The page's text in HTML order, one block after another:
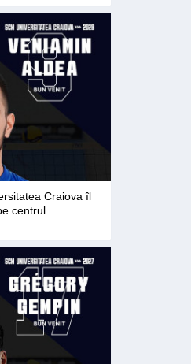
Craiova îl
centrul